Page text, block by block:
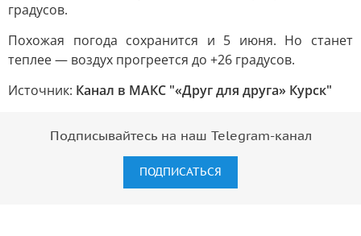
градусов.
Похожая погода сохранится и 5 июня. Но станет
теплее — воздух прогреется до +26 градусов.
Источник: Канал в МАКС "«Друг для друга» Курск"
Подписывайтесь на наш Telegram-канал
ПОДПИСАТЬСЯ